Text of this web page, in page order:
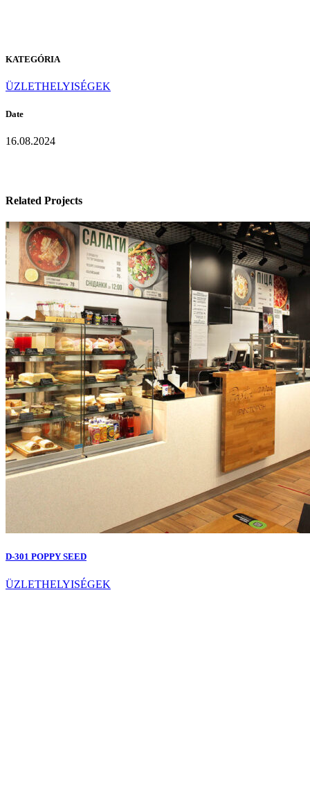
KATEGÓRIA
ÜZLETHELYISÉGEK
Date
16.08.2024
Related Projects
D-301 POPPY SEED
ÜZLETHELYISÉGEK